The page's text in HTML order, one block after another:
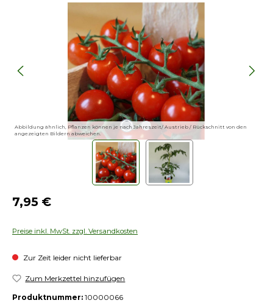
Abbildung ähnlich, Pflanzen können je nach Jahreszeit/ Austrieb / Rückschnitt von den
angezeigten Bildern abweichen.
Regulärer Preis:
7,95 €
Preise inkl. MwSt. zzgl. Versandkosten
Zur Zeit leider nicht lieferbar
Zum Merkzettel hinzufügen
Produktnummer: 10000066